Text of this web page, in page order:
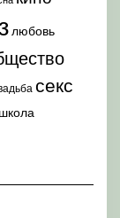
любовь
секс
школа